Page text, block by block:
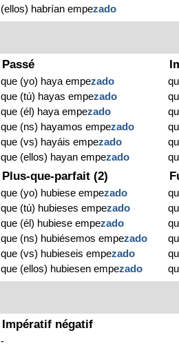
(ellos) habrían empezado
Passé
que (yo) haya empezado
que (tú) hayas empezado
que (él) haya empezado
que (ns) hayamos empezado
que (vs) hayáis empezado
que (ellos) hayan empezado
Plus-que-parfait (2)
que (yo) hubiese empezado
que (tú) hubieses empezado
que (él) hubiese empezado
que (ns) hubiésemos empezado
que (vs) hubieseis empezado
que (ellos) hubiesen empezado
Impératif négatif
-